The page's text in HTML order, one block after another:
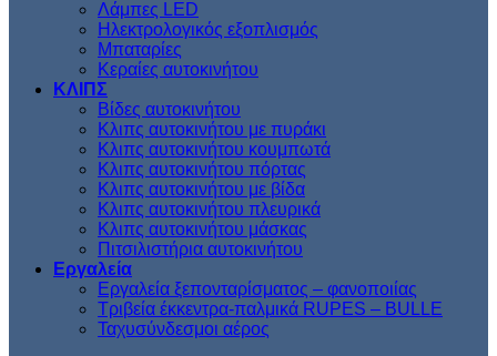
Λάμπες LED
Ηλεκτρολογικός εξοπλισμός
Μπαταρίες
Κεραίες αυτοκινήτου
ΚΛΙΠΣ
Βίδες αυτοκινήτου
Kλιπς αυτοκινήτου με πυράκι
Kλιπς αυτοκινήτου κουμπωτά
Κλιπς αυτοκινήτου πόρτας
Κλιπς αυτοκινήτου με βίδα
Kλιπς αυτοκινήτου πλευρικά
Kλιπς αυτοκινήτου μάσκας
Πιτσιλιστήρια αυτοκινήτου
Εργαλεία
Εργαλεία ξεπονταρίσματος – φανοποιίας
Τριβεία έκκεντρα-παλμικά RUPES – BULLE
Ταχυσύνδεσμοι αέρος